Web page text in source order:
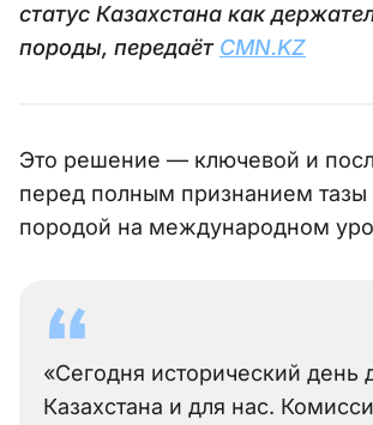
статус Казахстана как
породы, передаёт CMN.KZ
Это решение — ключевой и
перед полным признанием тазы
породой на международном
«Сегодня исторический день
Казахстана и для нас.